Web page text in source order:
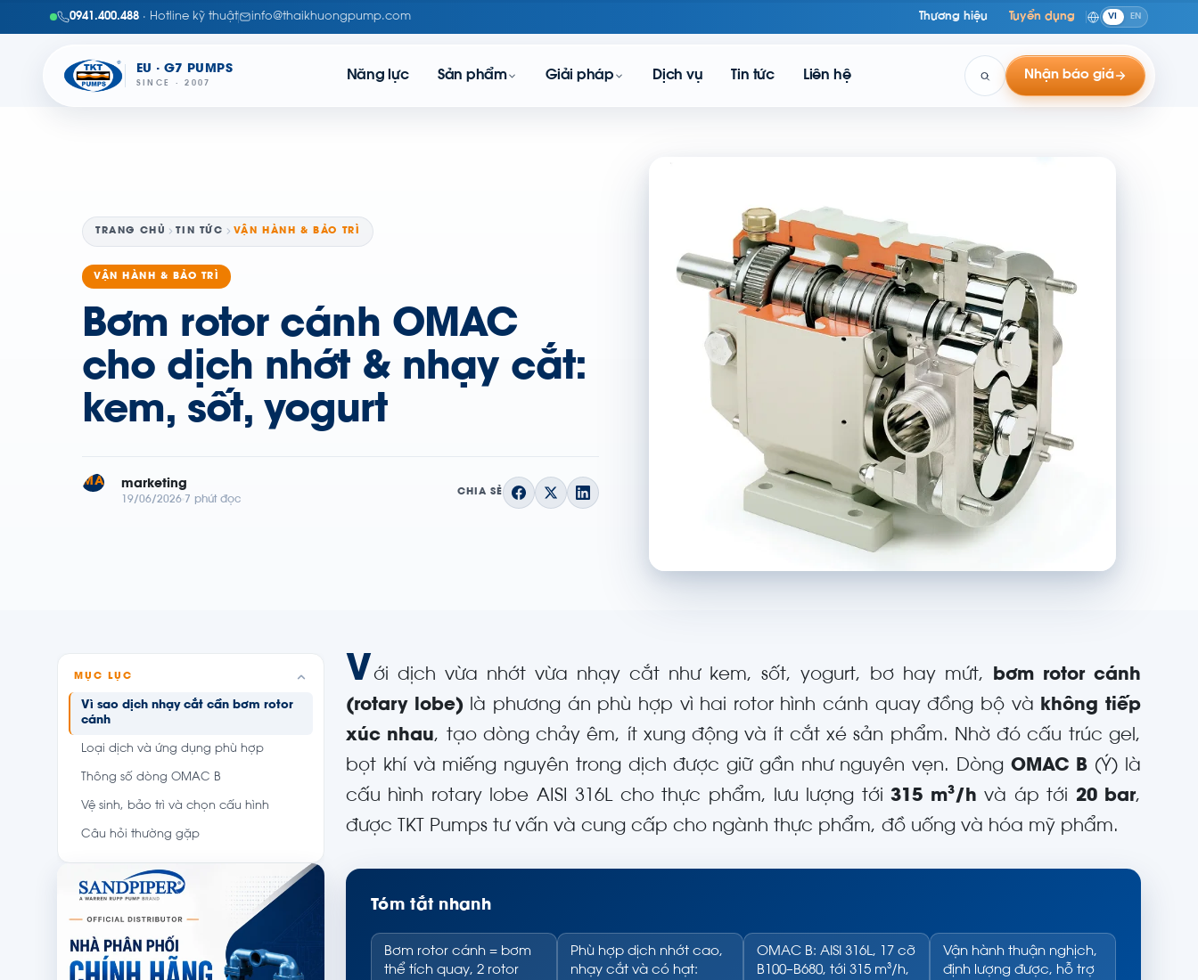
0941.400.488 · Hotline kỹ thuật info@thaikhuongpump.com Thương hiệu Tuyển dụng VI EN
EU · G7 PUMPS
SINCE · 2007
Năng lực Sản phẩm Giải pháp Dịch vụ Tin tức Liên hệ Nhận báo giá
TRANG CHỦ TIN TỨC VẬN HÀNH & BẢO TRÌ
VẬN HÀNH & BẢO TRÌ
Bơm rotor cánh OMAC
cho dịch nhớt & nhạy cắt:
kem, sốt, yogurt
MA marketing
19/06/2026 7 phút đọc
CHIA SẺ
MỤC LỤC
Vì sao dịch nhạy cắt cần bơm rotor
cánh
Loại dịch và ứng dụng phù hợp
Thông số dòng OMAC B
Vệ sinh, bảo trì và chọn cấu hình
Câu hỏi thường gặp
V ới dịch vừa nhớt vừa nhạy cắt như kem, sốt, yogurt, bơ hay mứt, bơm rotor cánh
(rotary lobe)là phương án phù hợp vì hai rotor hình cánh quay đồng bộ và không tiếp
xúc nhau, tạo dòng chảy êm, ít xung động và ít cắt xé sản phẩm. Nhờ đó cấu trúc gel,
bọt khí và miếng nguyên trong dịch được giữ gần như nguyên vẹn. Dòng OMAC B (Ý) là
cấu hình rotary lobe AISI 316L cho thực phẩm, lưu lượng tới315 m³/h và áp tới 20 bar,
được TKT Pumps tư vấn và cung cấp cho ngành thực phẩm, đồ uống và hóa mỹ phẩm.
Tóm tắt nhanh
Bơm rotor cánh = bơm
thể tích quay, 2 rotor
Phù hợp dịch nhớt cao,
nhạy cắt và có hạt:
OMAC B: AISI 316L, 17 cỡ
B100–B680, tới 315 m³/h,
Vận hành thuận nghịch,
định lượng được, hỗ trợ